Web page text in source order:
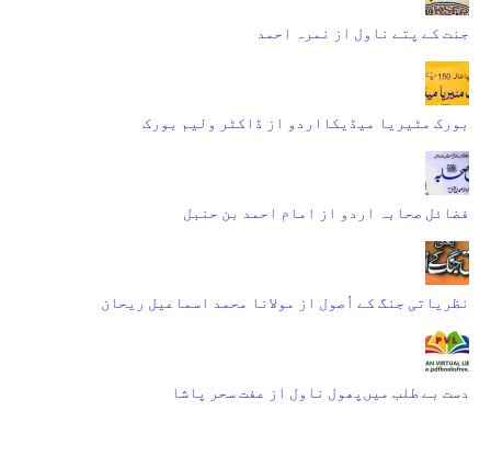
جنت کے پتے ناول از نمرہ احمد
بورک مٹیریا میڈیکااردو از ڈاکٹر ولیم بورک
فضائل صحابہ اردو از امام احمد بن حنبل
نظریاتی جنگ کے اُصول از مولانا محمد اسماعیل ریحان
دست بے طلب میں‌پھول ناول از عفت سحر پاشا